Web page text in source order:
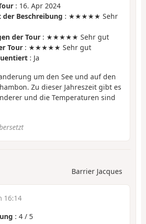
: 16. Apr 2024
Beschreibung : ★★★★★ Sehr
der Tour : ★★★★★ Sehr gut
Tour : ★★★★★ Sehr gut
: Ja
um den See und auf den
Zu dieser Jahreszeit gibt es
und die Temperaturen sind
Barrier Jacques
16:14
: 4 / 5